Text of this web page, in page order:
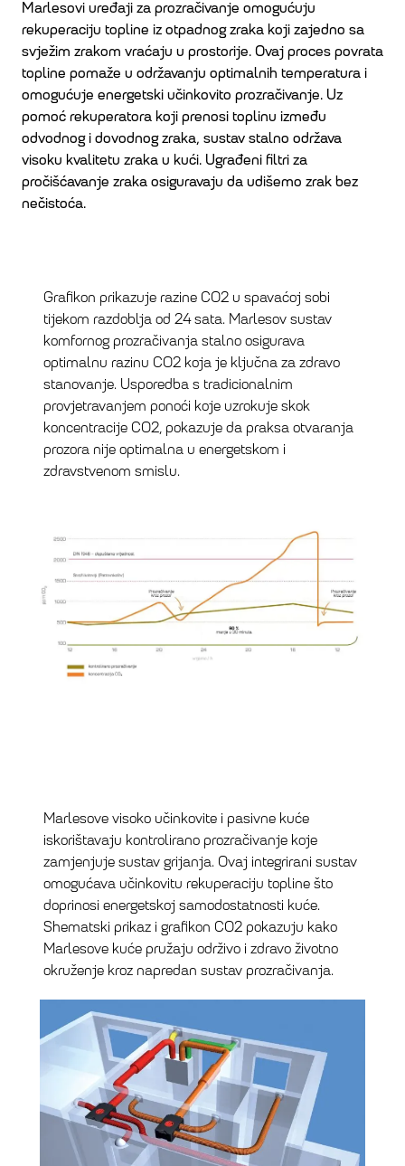
Marlesovi uređaji za prozračivanje omogućuju
rekuperaciju topline iz otpadnog zraka koji zajedno sa
svježim zrakom vraćaju u prostorije. Ovaj proces povrata
topline pomaže u održavanju optimalnih temperatura i
omogućuje energetski učinkovito prozračivanje. Uz
pomoć rekuperatora koji prenosi toplinu između
odvodnog i dovodnog zraka, sustav stalno održava
visoku kvalitetu zraka u kući. Ugrađeni filtri za
pročišćavanje zraka osiguravaju da udišemo zrak bez
nečistoća.
Grafikon prikazuje razine CO2 u spavaćoj sobi
tijekom razdoblja od 24 sata. Marlesov sustav
komfornog prozračivanja stalno osigurava
optimalnu razinu CO2 koja je ključna za zdravo
stanovanje. Usporedba s tradicionalnim
provjetravanjem ponoći koje uzrokuje skok
koncentracije CO2, pokazuje da praksa otvaranja
prozora nije optimalna u energetskom i
zdravstvenom smislu.
Marlesove visoko učinkovite i pasivne kuće
iskorištavaju kontrolirano prozračivanje koje
zamjenjuje sustav grijanja. Ovaj integrirani sustav
omogućava učinkovitu rekuperaciju topline što
doprinosi energetskoj samodostatnosti kuće.
Shematski prikaz i grafikon CO2 pokazuju kako
Marlesove kuće pružaju održivo i zdravo životno
okruženje kroz napredan sustav prozračivanja.